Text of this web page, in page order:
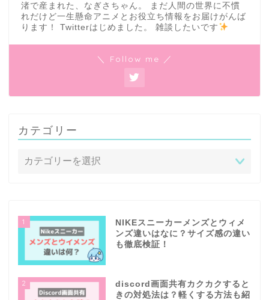
渚で産まれた、なぎさちゃん。 まだ人間の世界に不慣
れだけど一生懸命アニメとお役立ち情報をお届けがんば
ります！ Twitterはじめました。 雑談したいです
＼ Follow me ／
カテゴリー
1
NIKEスニーカーメンズとウィメ
ンズ違いはなに？サイズ感の違い
も徹底検証！
2
discord画面共有カクカクすると
きの対処法は？軽くする方法も紹